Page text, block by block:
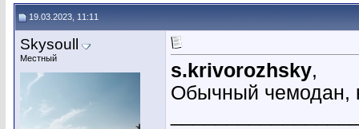
19.03.2023, 11:11
Skysoull
Местный
s.krivorozhsky,
Обычный чемодан,